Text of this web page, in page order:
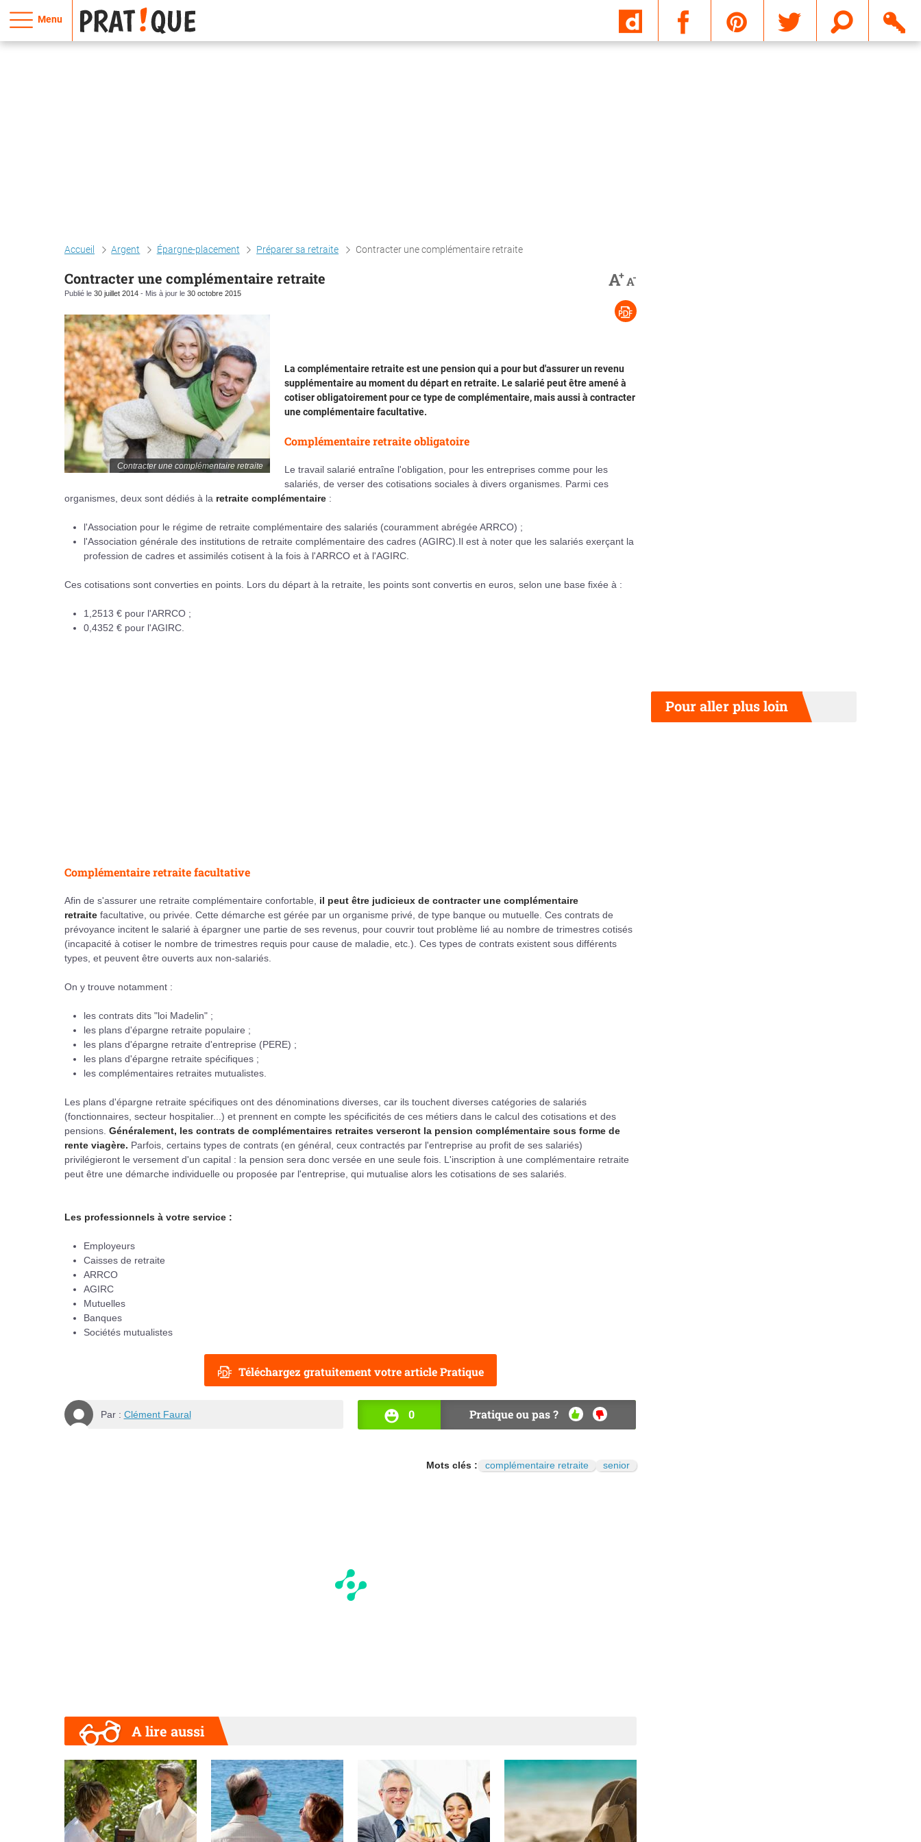
Menu
Accueil Argent Épargne-placement Préparer sa retraite Contracter une complémentaire retraite
Contracter une complémentaire retraite
Publié le 30 juillet 2014 - Mis à jour le 30 octobre 2015
A+A-
Contracter une complémentaire retraite
La complémentaire retraite est une pension qui a pour but d'assurer un revenu
supplémentaire au moment du départ en retraite. Le salarié peut être amené à
cotiser obligatoirement pour ce type de complémentaire, mais aussi à contracter
une complémentaire facultative.
Complémentaire retraite obligatoire
Le travail salarié entraîne l'obligation, pour les entreprises comme pour les
salariés, de verser des cotisations sociales à divers organismes. Parmi ces
organismes, deux sont dédiés à la retraite complémentaire :
l'Association pour le régime de retraite complémentaire des salariés (couramment abrégée ARRCO) ;
l'Association générale des institutions de retraite complémentaire des cadres (AGIRC).Il est à noter que les salariés exerçant la
profession de cadres et assimilés cotisent à la fois à l'ARRCO et à l'AGIRC.
Ces cotisations sont converties en points. Lors du départ à la retraite, les points sont convertis en euros, selon une base fixée à :
1,2513 € pour l'ARRCO ;
0,4352 € pour l'AGIRC.
Complémentaire retraite facultative
Afin de s'assurer une retraite complémentaire confortable, il peut être judicieux de contracter une complémentaire
retraite facultative, ou privée. Cette démarche est gérée par un organisme privé, de type banque ou mutuelle. Ces contrats de
prévoyance incitent le salarié à épargner une partie de ses revenus, pour couvrir tout problème lié au nombre de trimestres cotisés
(incapacité à cotiser le nombre de trimestres requis pour cause de maladie, etc.). Ces types de contrats existent sous différents
types, et peuvent être ouverts aux non-salariés.
On y trouve notamment :
les contrats dits "loi Madelin" ;
les plans d'épargne retraite populaire ;
les plans d'épargne retraite d'entreprise (PERE) ;
les plans d'épargne retraite spécifiques ;
les complémentaires retraites mutualistes.
Les plans d'épargne retraite spécifiques ont des dénominations diverses, car ils touchent diverses catégories de salariés
(fonctionnaires, secteur hospitalier...) et prennent en compte les spécificités de ces métiers dans le calcul des cotisations et des
pensions. Généralement, les contrats de complémentaires retraites verseront la pension complémentaire sous forme de
rente viagère. Parfois, certains types de contrats (en général, ceux contractés par l'entreprise au profit de ses salariés)
privilégieront le versement d'un capital : la pension sera donc versée en une seule fois. L'inscription à une complémentaire retraite
peut être une démarche individuelle ou proposée par l'entreprise, qui mutualise alors les cotisations de ses salariés.
Les professionnels à votre service :
Employeurs
Caisses de retraite
ARRCO
AGIRC
Mutuelles
Banques
Sociétés mutualistes
Téléchargez gratuitement votre article Pratique
Par : Clément Faural 0 Pratique ou pas ?
OUI NON
Mots clés : complémentaire retraite senior
A lire aussi
Précédent
Pour aller plus loin